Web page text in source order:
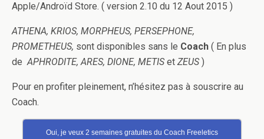
Apple/Androïd Store. ( version 2.10 du 12 Aout 2015 )
ATHENA, KRIOS, MORPHEUS, PERSEPHONE,
PROMETHEUS, sont disponibles sans le Coach ( En plus
deAPHRODITE, ARES, DIONE, METIS et ZEUS )
Pour en profiter pleinement, n’hésitez pas à souscrire au
Coach.
Oui, je veux 2 semaines gratuites du Coach Freeletics